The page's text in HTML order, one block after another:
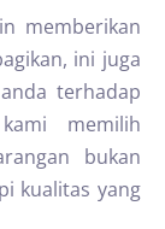
memberikan
ini juga
terhadap
memilih
bukan
kualitas yang